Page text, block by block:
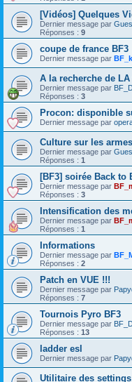
[Vidéos] Quelques
Dernier message par
Réponses : 9
coupe de france BF3
Dernier message par
A la recherche de
Dernier message par
Réponses : 3
Procon: disponible
Dernier message par
Culture sur les
Dernier message par
Réponses : 1
[BF3] soirée Back to
Dernier message par
Réponses : 3
Intensification des
Dernier message par
Réponses : 1
Informations
Dernier message par
Réponses : 2
Patch en VUE !!!
Dernier message par
Réponses : 7
Tournois Pyro BF3
Dernier message par
Réponses : 13
ladder esl
Dernier message par
Utilitaire des settings